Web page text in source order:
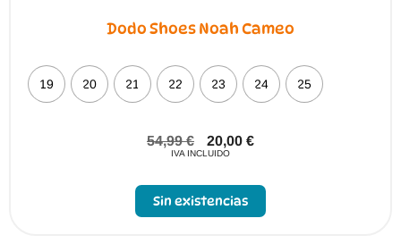
Dodo Shoes Noah Cameo
19 20 21 22 23 24 25
54,99€ 20,00 €
IVA INCLUIDO
Sin existencias